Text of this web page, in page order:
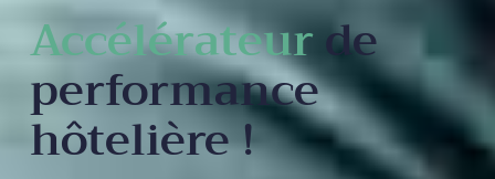
Accélérateurde
performance
hôtelière !